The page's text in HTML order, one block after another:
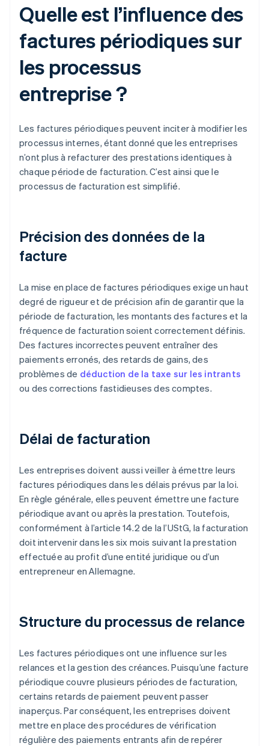
Quelle est l’influence des
factures périodiques sur
les processus
entreprise ?
Les factures périodiques peuvent inciter à modifier les
processus internes, étant donné que les entreprises
n’ont plus à refacturer des prestations identiques à
chaque période de facturation. C’est ainsi que le
processus de facturation est simplifié.
Précision des données de la
facture
La mise en place de factures périodiques exige un haut
degré de rigueur et de précision afin de garantir que la
période de facturation, les montants des factures et la
fréquence de facturation soient correctement définis.
Des factures incorrectes peuvent entraîner des
paiements erronés, des retards de gains, des
problèmes de déduction de la taxe sur les intrants
ou des corrections fastidieuses des comptes.
Délai de facturation
Les entreprises doivent aussi veiller à émettre leurs
factures périodiques dans les délais prévus par la loi.
En règle générale, elles peuvent émettre une facture
périodique avant ou après la prestation. Toutefois,
conformément à l’article 14.2 de la l’UStG, la facturation
doit intervenir dans les six mois suivant la prestation
effectuée au profit d’une entité juridique ou d’un
entrepreneur en Allemagne.
Structure du processus de relance
Les factures périodiques ont une influence sur les
relances et la gestion des créances. Puisqu’une facture
périodique couvre plusieurs périodes de facturation,
certains retards de paiement peuvent passer
inaperçus. Par conséquent, les entreprises doivent
mettre en place des procédures de vérification
régulière des paiements entrants afin de repérer